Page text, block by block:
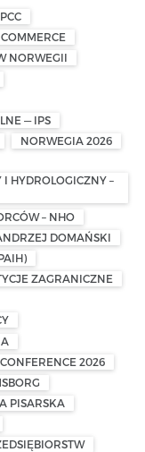
NORWEGII
— IPS
NORWEGIA 2026
HYDROLOGICZNY –
– NHO
DOMAŃSKI
ZAGRANICZNE
2026
PISARSKA